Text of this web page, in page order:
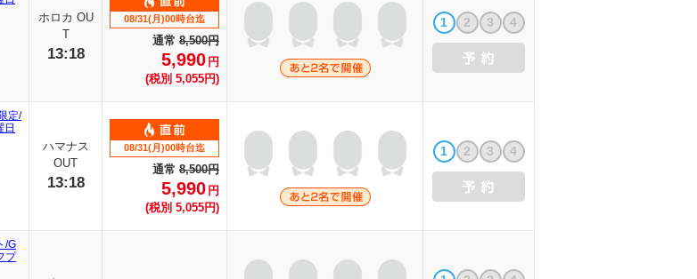
ホロカ OU
T
13:18
08/31(月)00時台迄
通常 8,500円
5,990円
(税別 5,055円)
1 2 3 4
定/
日
ハマナス
OUT
13:18
08/31(月)00時台迄
通常 8,500円
5,990円
(税別 5,055円)
1 2 3 4
/G
プ